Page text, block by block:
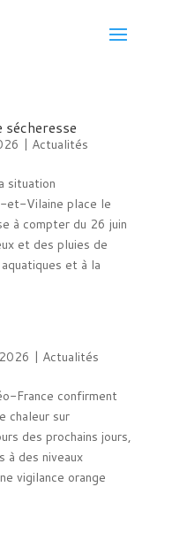
| Actualités
situation
et-Vilaine place le
à compter du 26 juin
et des pluies de
et à la
| Actualités
France confirment
chaleur sur
des prochains jours,
à des niveaux
vigilance orange